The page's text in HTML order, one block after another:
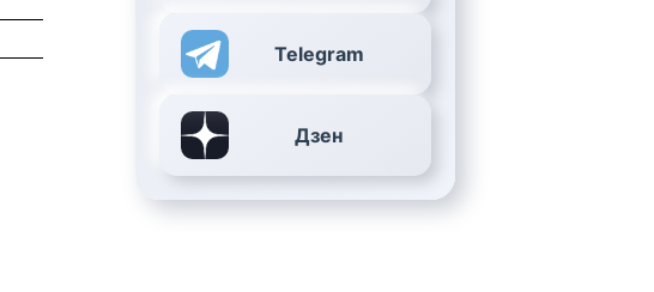
Telegram
Дзен